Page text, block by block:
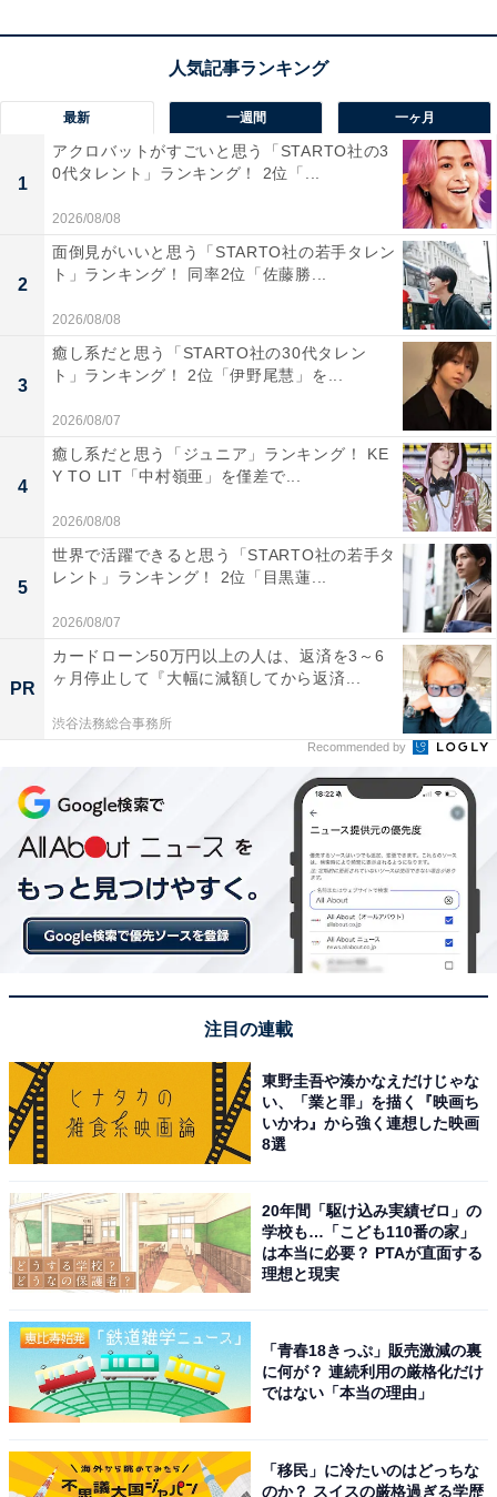
第1位：唐沢寿明／ウッディ役『トイ・ストーリ
ー』シリーズ
第1位は、『トイ・ストーリー』シリーズでウッディ役
を演じた、俳優の唐沢寿明さんでした。俳優としても、
2003～2004年放送のドラマ『白い巨塔』（フジテレビ
系）の財前五郎役、NHK大河ドラマ『利家とまつ』の前
田利家役など、幅広い役柄を演じています。声優として
は『トイ・ストーリー』のウッディ役が初挑戦でした。
回答者からは、「ウッディは少し気が強く頑固なイメー
ジがありますが、唐沢さんの声はそのイメージにピッタ
リだからです（39歳女性）」「カッコよさと、だらしな
さを上手く表現出来ていると思う（41歳男性）」など、
親近感を感じるウッディのキャラクターにぴったりの演
技だったといった声も。
「ウッディの顔に似てるような感じもしたし、声もかっ
こよくてピッタリだった（39歳女性）」など、“顔もウッ
ディに似ている”との声もありました。
＞次のページ：13位までの全ランキング結果を見る
※回答者のコメントは原文ママです
アニメや漫画のレビュー、エンタメトピックスなどを中
取材などのリポート記事も担当。All AboutおよびAll
About NEWSでのライター歴は5年。
最新 一週間 一ヶ月
1
アクロバットがすごいと思う「STARTO社の3
0代タレント」ランキング！ 2位「...
2026/08/08
2
面倒見がいいと思う「STARTO社の若手タレン
ト」ランキング！ 同率2位「佐藤勝...
2026/08/08
3
癒し系だと思う「STARTO社の30代タレン
ト」ランキング！ 2位「伊野尾慧」を...
2026/08/07
4
癒し系だと思う「ジュニア」ランキング！ KE
Y TO LIT「中村嶺亜」を僅差で...
2026/08/08
5
世界で活躍できると思う「STARTO社の若手タ
レント」ランキング！ 2位「目黒蓮...
2026/08/07
PR
カードローン50万円以上の人は、返済を3～6
ヶ月停止して『大幅に減額してから返済...
渋谷法務総合事務所
Recommended by
注目の連載
東野圭吾や湊かなえだけじゃな
い、「業と罪」を描く『映画ち
いかわ』から強く連想した映画
8選
20年間「駆け込み実績ゼロ」の
学校も…「こども110番の家」
は本当に必要？ PTAが直面する
理想と現実
「青春18きっぷ」販売激減の裏
に何が？ 連続利用の厳格化だけ
ではない「本当の理由」
「移民」に冷たいのはどっちな
のか？ スイスの厳格過ぎる学歴